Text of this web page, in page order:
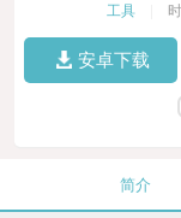
工具
安卓下载
简介